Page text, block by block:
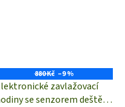
880 Kč –9 %
zavlažovací
se senzorem deště